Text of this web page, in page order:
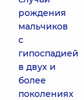
рождения
мальчиков
с
гипоспадией
в двух и
более
поколениях